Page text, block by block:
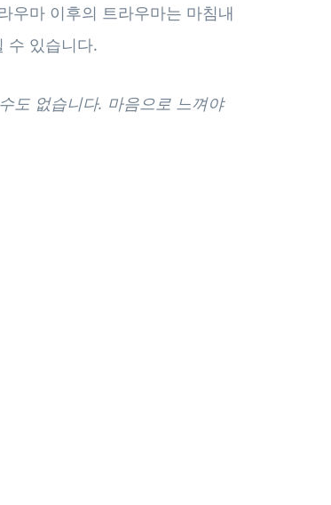
우마 이후의 트라우마는 마침내
수 있습니다.
도 없습니다. 마음으로 느껴야